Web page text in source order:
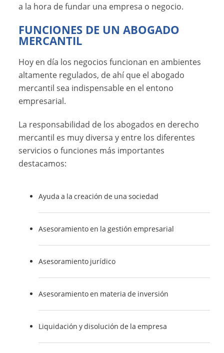
a la hora de fundar una empresa o negocio.
FUNCIONES DE UN ABOGADO
MERCANTIL
Hoy en día los negocios funcionan en ambientes
altamente regulados, de ahí que el abogado
mercantil sea indispensable en el entono
empresarial.
La responsabilidad de los abogados en derecho
mercantil es muy diversa y entre los diferentes
servicios o funciones más importantes
destacamos:
Ayuda a la creación de una sociedad
Asesoramiento en la gestión empresarial
Asesoramiento jurídico
Asesoramiento en materia de inversión
Liquidación y disolución de la empresa